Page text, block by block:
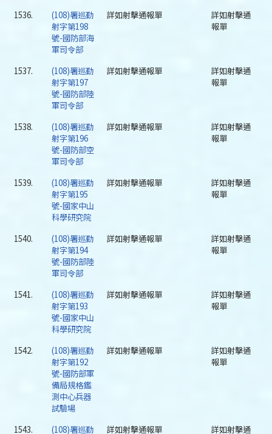
1536.
(108)署巡勤
射字第198
號-國防部海
軍司令部
詳如射擊通報單
詳如射擊通
報單
1537.
(108)署巡勤
射字第197
號-國防部陸
軍司令部
詳如射擊通報單
詳如射擊通
報單
1538.
(108)署巡勤
射字第196
號-國防部空
軍司令部
詳如射擊通報單
詳如射擊通
報單
1539.
(108)署巡勤
射字第195
號-國家中山
科學研究院
詳如射擊通報單
詳如射擊通
報單
1540.
(108)署巡勤
射字第194
號-國防部陸
軍司令部
詳如射擊通報單
詳如射擊通
報單
1541.
(108)署巡勤
射字第193
號-國家中山
科學研究院
詳如射擊通報單
詳如射擊通
報單
1542.
(108)署巡勤
射字第192
號-國防部軍
備局規格鑑
測中心兵器
試驗場
詳如射擊通報單
詳如射擊通
報單
1543.
(108)署巡勤
詳如射擊通報單
詳如射擊通